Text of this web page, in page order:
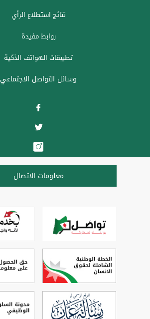
نتائج استطلاع الرأي
روابط مفيدة
تطبيقات الهواتف الذكية
وسائل التواصل الاجتماعي
معلومات الاتصال